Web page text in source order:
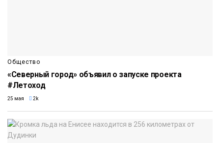
Общество
«Северный город» объявил о запуске проекта
#Летоход
25 мая 2k